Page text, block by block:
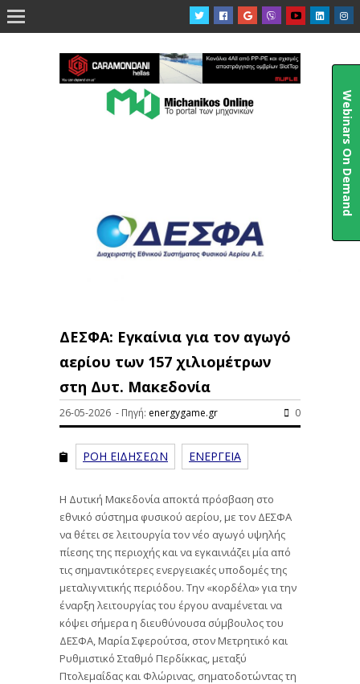

ΔΕΣΦΑ: Εγκαίνια για τον αγωγό
αερίου των 157 χιλιομέτρων
στη Δυτ. Μακεδονία
26-05-2026 - Πηγή: energygame.gr 0
ΡΟΗ ΕΙΔΗΣΕΩΝ ΕΝΕΡΓΕΙΑ
Η Δυτική Μακεδονία αποκτά πρόσβαση στο
εθνικό σύστημα φυσικού αερίου, με τον ΔΕΣΦΑ
να θέτει σε λειτουργία τον νέο αγωγό υψηλής
πίεσης της περιοχής και να εγκαινιάζει μία από
τις σημαντικότερες ενεργειακές υποδομές της
μεταλιγνιτικής περιόδου. Την «κορδέλα» για την
έναρξη λειτουργίας του έργου αναμένεται να
κόψει σήμερα η διευθύνουσα σύμβουλος του
ΔΕΣΦΑ, Μαρία Σφερούτσα, στον Μετρητικό και
Ρυθμιστικό Σταθμό Περδίκκας, μεταξύ
Πτολεμαΐδας και Φλώρινας, σηματοδοτώντας τη
Webinars On Demand